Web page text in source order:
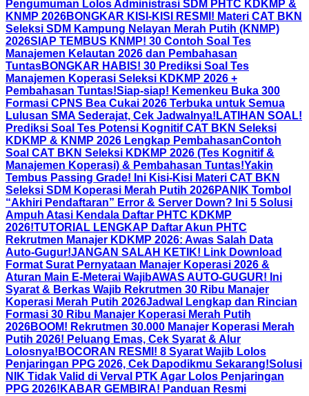
Pengumuman Lolos Administrasi SDM PHTC KDKMP &
KNMP 2026BONGKAR KISI-KISI RESMI! Materi CAT BKN
Seleksi SDM Kampung Nelayan Merah Putih (KNMP)
2026SIAP TEMBUS KNMP! 30 Contoh Soal Tes
Manajemen Kelautan 2026 dan Pembahasan
TuntasBONGKAR HABIS! 30 Prediksi Soal Tes
Manajemen Koperasi Seleksi KDKMP 2026 +
Pembahasan Tuntas!Siap-siap! Kemenkeu Buka 300
Formasi CPNS Bea Cukai 2026 Terbuka untuk Semua
Lulusan SMA Sederajat, Cek Jadwalnya! LATIHAN SOAL!
Prediksi Soal Tes Potensi Kognitif CAT BKN Seleksi
KDKMP & KNMP 2026 Lengkap PembahasanContoh
Soal CAT BKN Seleksi KDKMP 2026 (Tes Kognitif &
Manajemen Koperasi) & Pembahasan Tuntas!Yakin
Tembus Passing Grade! Ini Kisi-Kisi Materi CAT BKN
Seleksi SDM Koperasi Merah Putih 2026PANIK Tombol
“Akhiri Pendaftaran” Error & Server Down? Ini 5 Solusi
Ampuh Atasi Kendala Daftar PHTC KDKMP
2026!TUTORIAL LENGKAP Daftar Akun PHTC
Rekrutmen Manajer KDKMP 2026: Awas Salah Data
Auto-Gugur!JANGAN SALAH KETIK! Link Download
Format Surat Pernyataan Manajer Koperasi 2026 &
Aturan Main E-Meterai WajibAWAS AUTO-GUGUR! Ini
Syarat & Berkas Wajib Rekrutmen 30 Ribu Manajer
Koperasi Merah Putih 2026Jadwal Lengkap dan Rincian
Formasi 30 Ribu Manajer Koperasi Merah Putih
2026BOOM! Rekrutmen 30.000 Manajer Koperasi Merah
Putih 2026! Peluang Emas, Cek Syarat & Alur
Lolosnya! BOCORAN RESMI! 8 Syarat Wajib Lolos
Penjaringan PPG 2026, Cek Dapodikmu Sekarang!Solusi
NIK Tidak Valid di Verval PTK Agar Lolos Penjaringan
PPG 2026! KABAR GEMBIRA! Panduan Resmi